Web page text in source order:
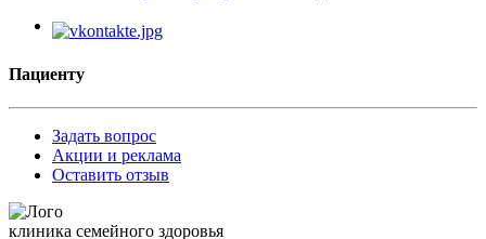
Пациенту
Задать вопрос
Акции и реклама
Оставить отзыв
клиника семейного здоровья